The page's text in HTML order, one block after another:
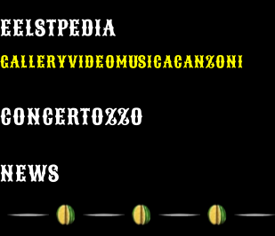
EELSTPEDIA
GALLERYVIDEOMUSICACANZONI
CONCERTOZZO
NEWS